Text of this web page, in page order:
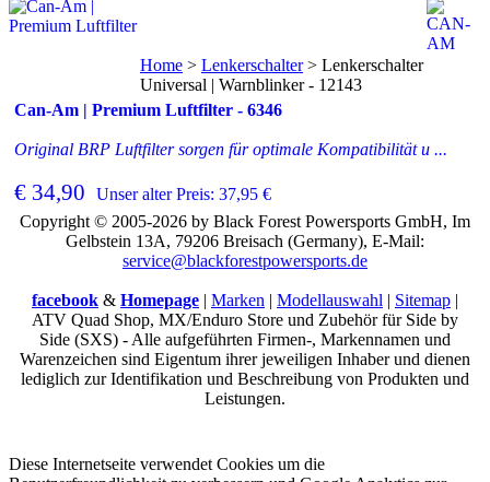
Can-Am | Premium Luftfilter - 6346
Original BRP Luftfilter sorgen für optimale Kompatibilität u ...
€ 34,90 Unser alter Preis: 37,95 €
Home > Lenkerschalter > Lenkerschalter
Universal | Warnblinker - 12143
Copyright © 2005-2026 by Black Forest Powersports GmbH, Im
Gelbstein 13A, 79206 Breisach (Germany), E-Mail:
service@blackforestpowersports.de
facebook & Homepage | Marken | Modellauswahl | Sitemap |
ATV Quad Shop, MX/Enduro Store und Zubehör für Side by
Side (SXS) - Alle aufgeführten Firmen-, Markennamen und
Warenzeichen sind Eigentum ihrer jeweiligen Inhaber und dienen
lediglich zur Identifikation und Beschreibung von Produkten und
Leistungen.
Diese Internetseite verwendet Cookies um die